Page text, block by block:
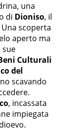
una
di Dioniso, il
Una scoperta
aperto ma
sue
Culturali
del
scavando
, incassata
impiegata